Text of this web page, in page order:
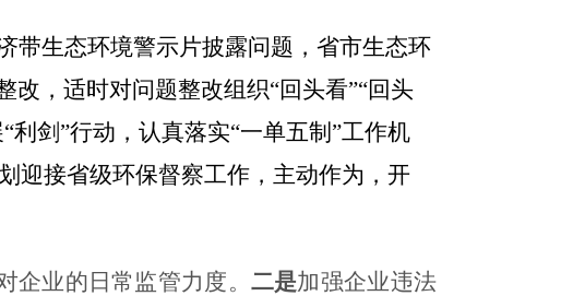
带生态环境警示片披露问题，省市生态环
改，适时对问题整改组织“回头看”“回头
“利剑”行动，认真落实“一单五制”工作机
迎接省级环保督察工作，主动作为，开
企业的日常监管力度。 二是加强企业违法